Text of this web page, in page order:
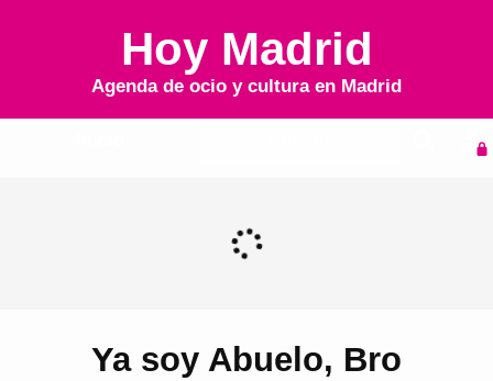
Hoy Madrid
Agenda de ocio y cultura en Madrid
Ya soy Abuelo, Bro